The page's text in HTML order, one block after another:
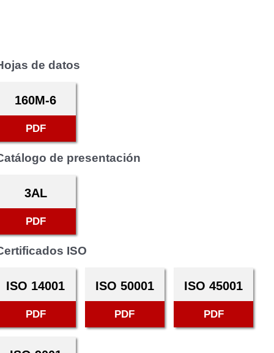
de datos
160M-6
PDF
de presentación
3AL
PDF
ISO
ISO 14001
PDF
ISO 50001
PDF
ISO 45001
PDF